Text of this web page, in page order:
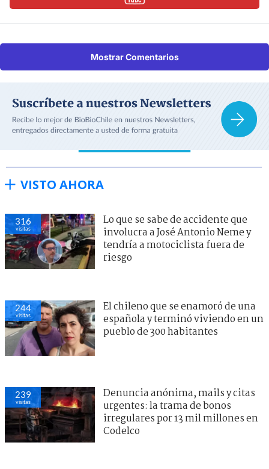
Mostrar Comentarios
VISTO AHORA
316
visitas
Lo que se sabe de accidente que
involucra a José Antonio Neme y
tendría a motociclista fuera de
riesgo
244
visitas
El chileno que se enamoró de una
española y terminó viviendo en un
pueblo de 300 habitantes
239
visitas
Denuncia anónima, mails y citas
urgentes: la trama de bonos
irregulares por 13 mil millones en
Codelco